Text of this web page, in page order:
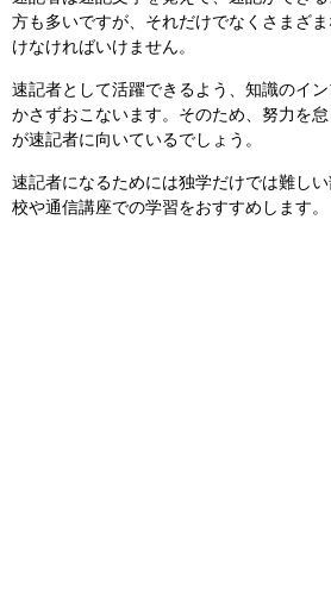
方も多いですが、それだけでなくさまざ
けなければいけません。
速記者として活躍できるよう、知識のイ
かさずおこないます。そのため、努力を
が速記者に向いているでしょう。
速記者になるためには独学だけでは難し
校や通信講座での学習をおすすめします。